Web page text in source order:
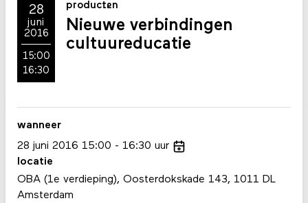
28
juni
2016
15:00
16:30
producten
Nieuwe verbindingen
cultuureducatie
wanneer
28 juni 2016 15:00 16:30 uur
locatie
OBA (1e verdieping), Oosterdokskade 143, 1011 DL
Amsterdam